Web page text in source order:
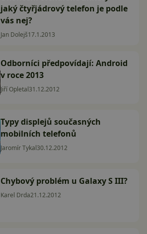
jaký čtyřjádrový telefon je podle
vás nej?
Jan Dolejš17.1.2013
Odborníci předpovídají: Android
v roce 2013
Jiří Opletal31.12.2012
Typy displejů současných
mobilních telefonů
Jaromír Tykal30.12.2012
Chybový problém u Galaxy S III?
Karel Drda21.12.2012